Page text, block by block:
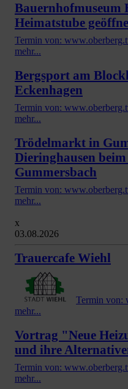
Bauernhofmuseum
Heimatstube
Termin von:
mehr...
Bergsport am
Eckenhagen
Termin von:
mehr...
Trödelmarkt in
Dieringhausen
Gummersbach
Termin von:
mehr...
x
03.08.2026
Trauercafe Wiehl
Termin von:
mehr...
Vortrag "Neue
und ihre
Termin von:
mehr...